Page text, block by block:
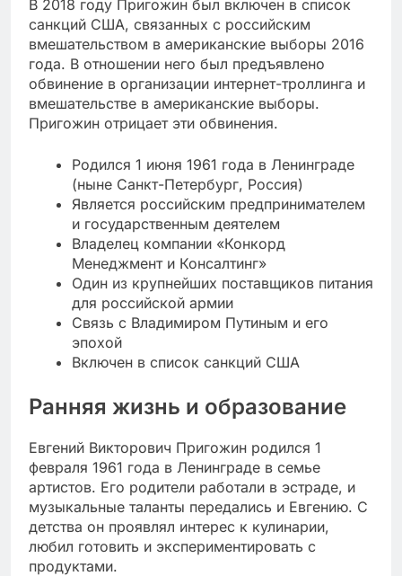
В 2018 году Пригожин был включен в список
санкций США, связанных с российским
вмешательством в американские выборы 2016
года. В отношении него был предъявлено
обвинение в организации интернет-троллинга и
вмешательстве в американские выборы.
Пригожин отрицает эти обвинения.
Родился 1 июня 1961 года в Ленинграде
(ныне Санкт-Петербург, Россия)
Является российским предпринимателем
и государственным деятелем
Владелец компании «Конкорд
Менеджмент и Консалтинг»
Один из крупнейших поставщиков питания
для российской армии
Связь с Владимиром Путиным и его
эпохой
Включен в список санкций США
Ранняя жизнь и образование
Евгений Викторович Пригожин родился 1
февраля 1961 года в Ленинграде в семье
артистов. Его родители работали в эстраде, и
музыкальные таланты передались и Евгению. С
детства он проявлял интерес к кулинарии,
любил готовить и экспериментировать с
продуктами.